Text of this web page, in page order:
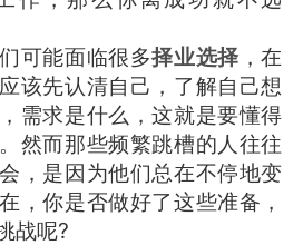
能面临很多择业选择 ，在
该先认清自己，了解自己想
需求是什么，这就是要懂得
然而那些频繁跳槽的人往往
，是因为他们总在不停地变
，你是否做好了这些准备，
战呢?